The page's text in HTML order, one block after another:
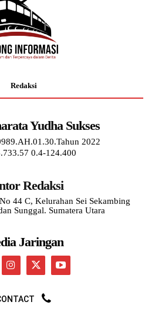
Redaksi
Yudha Sukses
2022
0.4-124.400
Redaksi
44 C, Kelurahan Sei Sekambing
Sunggal. Sumatera Utara
Jaringan